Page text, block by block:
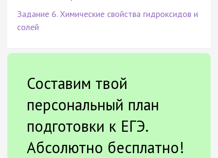
Задание 6. Химические свойства гидроксидов и
солей
Составим твой
персональный план
подготовки к ЕГЭ.
Абсолютно бесплатно!